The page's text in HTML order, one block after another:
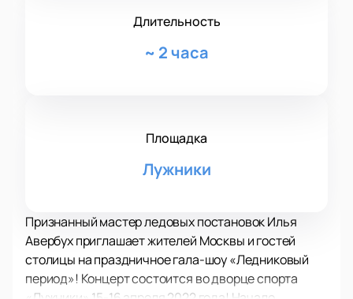
Длительность
~ 2 часа
Площадка
Лужники
Признанный мастер ледовых постановок Илья
Авербух приглашает жителей Москвы и гостей
столицы на праздничное гала-шоу «Ледниковый
период»! Концерт состоится во дворце спорта